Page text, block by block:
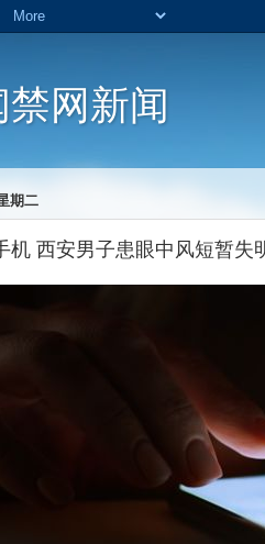
网新闻
期二
机 西安男子患眼中风短暂失